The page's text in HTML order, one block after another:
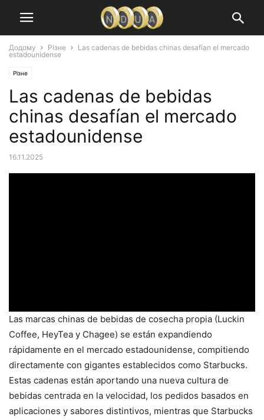
Додому Різне
Las cadenas de bebidas chinas desafían el mercado
estadounidense
Різне
Las cadenas de bebidas
chinas desafían el mercado
estadounidense
16.11.2025
Las marcas chinas de bebidas de cosecha propia (Luckin
Coffee, HeyTea y Chagee) se están expandiendo
rápidamente en el mercado estadounidense, compitiendo
directamente con gigantes establecidos como Starbucks.
Estas cadenas están aportando una nueva cultura de
bebidas centrada en la velocidad, los pedidos basados ​​en
aplicaciones y sabores distintivos, mientras que Starbucks